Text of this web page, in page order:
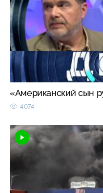
«Американский сын
4074